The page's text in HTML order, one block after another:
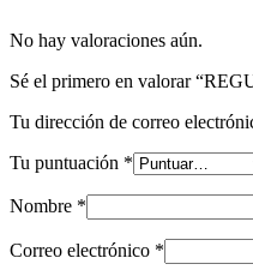
No hay valoraciones aún.
Sé el primero en valorar
Tu dirección de correo
Tu puntuación *
Nombre *
Correo electrónico *